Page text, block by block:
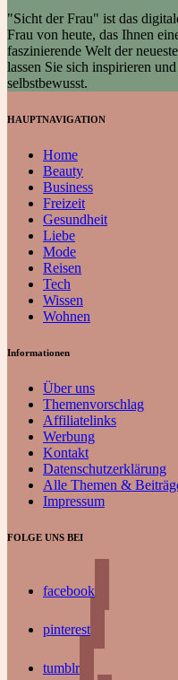
"Sicht der Frau" ist das
Frau von heute, das Ihnen
faszinierende Welt der
lassen Sie sich inspirieren
selbstbewusst.
HAUPTNAVIGATION
Home
Beauty
Business
Freizeit
Gesundheit
Liebe
Mode
Reisen
Tech
Wissen
Wohnen
Informationen
Über uns
Themenvorschlag
Affiliatelinks
Werbung
Kontakt
Datenschutzerklärung
Alle Themen &
Impressum
FOLGE UNS BEI
facebook
pinterest
tumblr